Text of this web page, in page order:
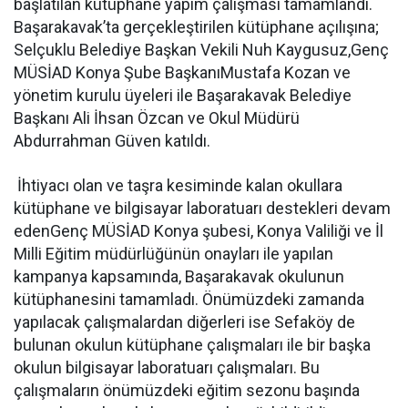
başlatılan kütüphane yapım çalışması tamamlandı.
Başarakavak’ta gerçekleştirilen kütüphane açılışına;
Selçuklu Belediye Başkan Vekili Nuh Kaygusuz,Genç
MÜSİAD Konya Şube BaşkanıMustafa Kozan ve
yönetim kurulu üyeleri ile Başarakavak Belediye
Başkanı Ali İhsan Özcan ve Okul Müdürü
Abdurrahman Güven katıldı.
İhtiyacı olan ve taşra kesiminde kalan okullara
kütüphane ve bilgisayar laboratuarı destekleri devam
edenGenç MÜSİAD Konya şubesi, Konya Valiliği ve İl
Milli Eğitim müdürlüğünün onayları ile yapılan
kampanya kapsamında, Başarakavak okulunun
kütüphanesini tamamladı. Önümüzdeki zamanda
yapılacak çalışmalardan diğerleri ise Sefaköy de
bulunan okulun kütüphane çalışmaları ile bir başka
okulun bilgisayar laboratuarı çalışmaları. Bu
çalışmaların önümüzdeki eğitim sezonu başında